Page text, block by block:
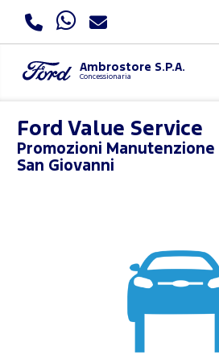
Ambrostore S.P.A.
Concessionaria
Ford Value Service
Promozioni Manutenzione
San Giovanni